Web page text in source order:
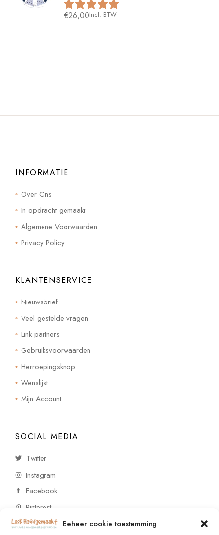
Beheer cookie toestemming
€26,00Incl. BTW
INFORMATIE
Over Ons
In opdracht gemaakt
Algemene Voorwaarden
Privacy Policy
KLANTENSERVICE
Nieuwsbrief
Veel gestelde vragen
Link partners
Gebruiksvoorwaarden
Herroepingsknop
Wenslijst
Mijn Account
SOCIAL MEDIA
Twitter
Instagram
Facebook
Pinterest